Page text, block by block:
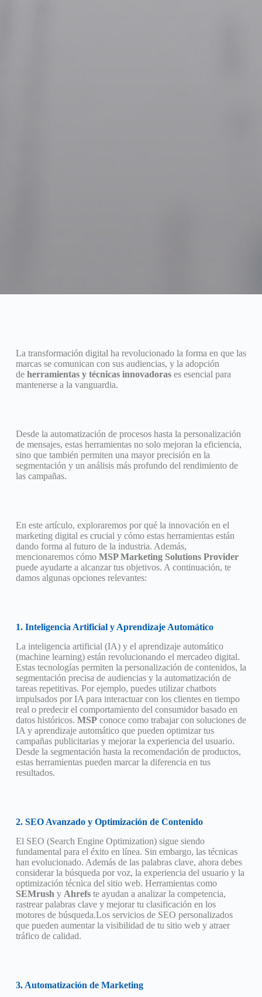
La transformación digital ha revolucionado la forma en que las
marcas se comunican con sus audiencias, y la adopción
de herramientas y técnicas innovadorases esencial para
mantenerse a la vanguardia.
Desde la automatización de procesos hasta la personalización
de mensajes, estas herramientas no solo mejoran la eficiencia,
sino que también permiten una mayor precisión en la
segmentación y un análisis más profundo del rendimiento de
las campañas.
En este artículo, exploraremos por qué la innovación en el
marketing digital es crucial y cómo estas herramientas están
dando forma al futuro de la industria. Además,
mencionaremos cómo MSP Marketing Solutions Provider
puede ayudarte a alcanzar tus objetivos. A continuación, te
damos algunas opciones relevantes:
1. Inteligencia Artificial y Aprendizaje Automático
La inteligencia artificial (IA) y el aprendizaje automático
(machine learning) están revolucionando el mercadeo digital.
Estas tecnologías permiten la personalización de contenidos, la
segmentación precisa de audiencias y la automatización de
tareas repetitivas. Por ejemplo, puedes utilizar chatbots
impulsados por IA para interactuar con los clientes en tiempo
real o predecir el comportamiento del consumidor basado en
datos históricos. MSPconoce como trabajar con soluciones de
IA y aprendizaje automático que pueden optimizar tus
campañas publicitarias y mejorar la experiencia del usuario.
Desde la segmentación hasta la recomendación de productos,
estas herramientas pueden marcar la diferencia en tus
resultados.
2. SEO Avanzado y Optimización de Contenido
El SEO (Search Engine Optimization) sigue siendo
fundamental para el éxito en línea. Sin embargo, las técnicas
han evolucionado. Además de las palabras clave, ahora debes
considerar la búsqueda por voz, la experiencia del usuario y la
optimización técnica del sitio web. Herramientas como
SEMrush y Ahrefste ayudan a analizar la competencia,
rastrear palabras clave y mejorar tu clasificación en los
motores de búsqueda.Los servicios de SEO personalizados
que pueden aumentar la visibilidad de tu sitio web y atraer
tráfico de calidad.
3. Automatización de Marketing